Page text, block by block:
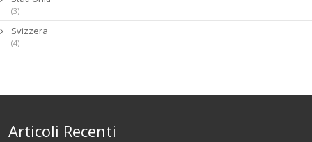
(3)
Svizzera
(4)
Articoli Recenti